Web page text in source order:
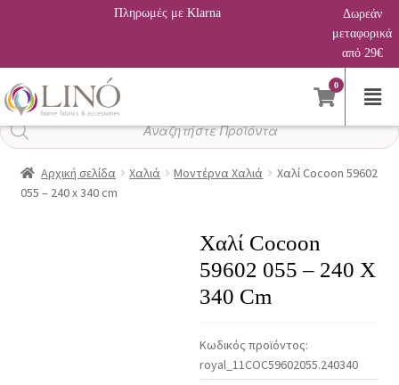
Πληρωμές με Klarna
Δωρεάν
μεταφορικά
από 29€
0
Αναζήτηση
προϊόντων
Αρχική σελίδα Χαλιά Μοντέρνα Χαλιά
Χαλί Cocoon 59602
055 – 240 x 340 cm
Χαλί Cocoon
59602 055 – 240 X
340 Cm
Κωδικός προϊόντος:
royal_11COC59602055.240340